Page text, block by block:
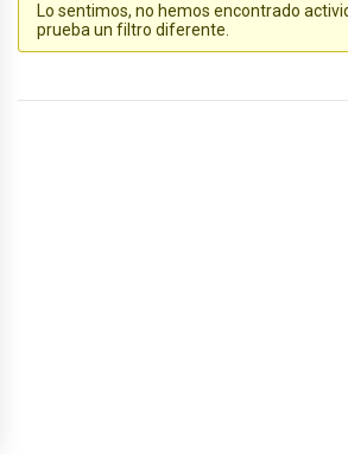
Lo sentimos, no hemos encontrado
prueba un filtro diferente.